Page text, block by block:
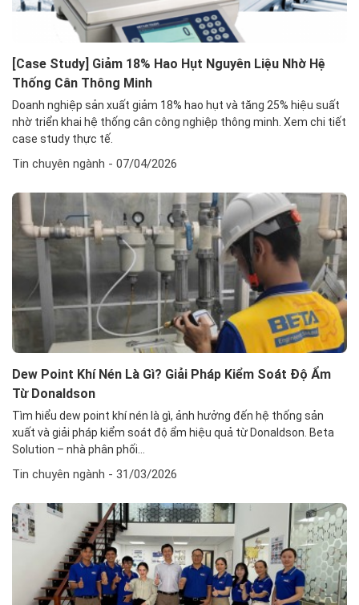
[Case Study] Giảm 18% Hao Hụt Nguyên Liệu Nhờ Hệ
Thống Cân Thông Minh
Doanh nghiệp sản xuất giảm 18% hao hụt và tăng 25% hiệu suất
nhờ triển khai hệ thống cân công nghiệp thông minh. Xem chi tiết
case study thực tế.
Tin chuyên ngành - 07/04/2026
Dew Point Khí Nén Là Gì? Giải Pháp Kiểm Soát Độ Ẩm
Từ Donaldson
Tìm hiểu dew point khí nén là gì, ảnh hưởng đến hệ thống sản
xuất và giải pháp kiểm soát độ ẩm hiệu quả từ Donaldson. Beta
Solution – nhà phân phối...
Tin chuyên ngành - 31/03/2026